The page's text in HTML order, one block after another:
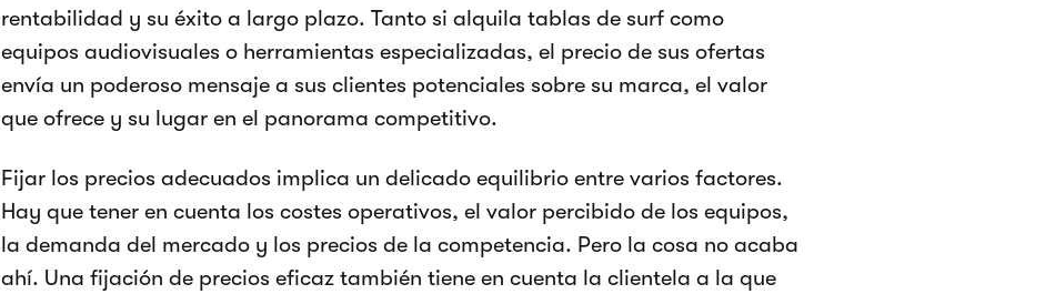
rentabilidad y su éxito a largo plazo. Tanto si alquila tablas de surf como
equipos audiovisuales o herramientas especializadas, el precio de sus ofertas
envía un poderoso mensaje a sus clientes potenciales sobre su marca, el valor
que ofrece y su lugar en el panorama competitivo.
Fijar los precios adecuados implica un delicado equilibrio entre varios factores.
Hay que tener en cuenta los costes operativos, el valor percibido de los equipos,
la demanda del mercado y los precios de la competencia. Pero la cosa no acaba
ahí. Una fijación de precios eficaz también tiene en cuenta la clientela a la que